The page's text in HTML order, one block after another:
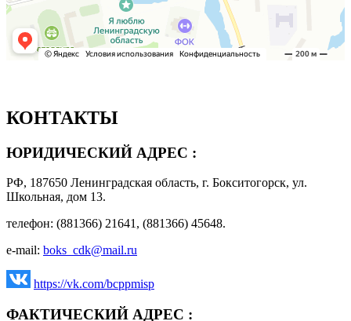
КОНТАКТЫ
ЮРИДИЧЕСКИЙ АДРЕС :
РФ, 187650 Ленинградская область, г. Бокситогорск, ул.
Школьная, дом 13.
телефон: (881366) 21641, (881366) 45648.
e-mail: boks_cdk@mail.ru
https://vk.com/bcppmisp
ФАКТИЧЕСКИЙ АДРЕС :